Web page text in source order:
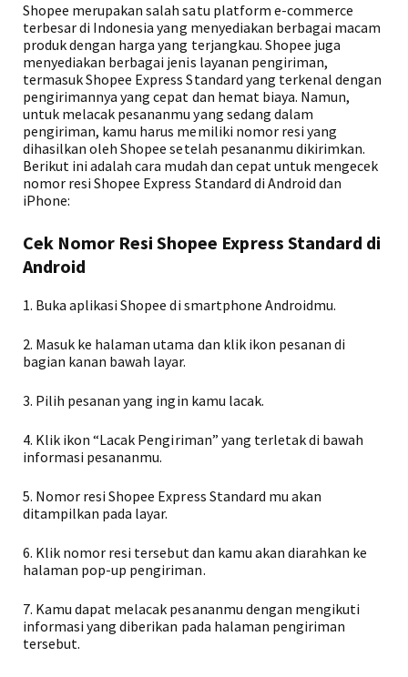
Shopee merupakan salah satu platform e-commerce
terbesar di Indonesia yang menyediakan berbagai macam
produk dengan harga yang terjangkau. Shopee juga
menyediakan berbagai jenis layanan pengiriman,
termasuk Shopee Express Standard yang terkenal dengan
pengirimannya yang cepat dan hemat biaya. Namun,
untuk melacak pesananmu yang sedang dalam
pengiriman, kamu harus memiliki nomor resi yang
dihasilkan oleh Shopee setelah pesananmu dikirimkan.
Berikut ini adalah cara mudah dan cepat untuk mengecek
nomor resi Shopee Express Standard di Android dan
iPhone:
Cek Nomor Resi Shopee Express Standard di
Android
1. Buka aplikasi Shopee di smartphone Androidmu.
2. Masuk ke halaman utama dan klik ikon pesanan di
bagian kanan bawah layar.
3. Pilih pesanan yang ingin kamu lacak.
4. Klik ikon “Lacak Pengiriman” yang terletak di bawah
informasi pesananmu.
5. Nomor resi Shopee Express Standard mu akan
ditampilkan pada layar.
6. Klik nomor resi tersebut dan kamu akan diarahkan ke
halaman pop-up pengiriman.
7. Kamu dapat melacak pesananmu dengan mengikuti
informasi yang diberikan pada halaman pengiriman
tersebut.